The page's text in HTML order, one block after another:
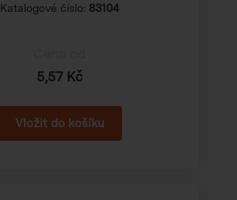
Katalogové číslo: 83104
5,57 Kč